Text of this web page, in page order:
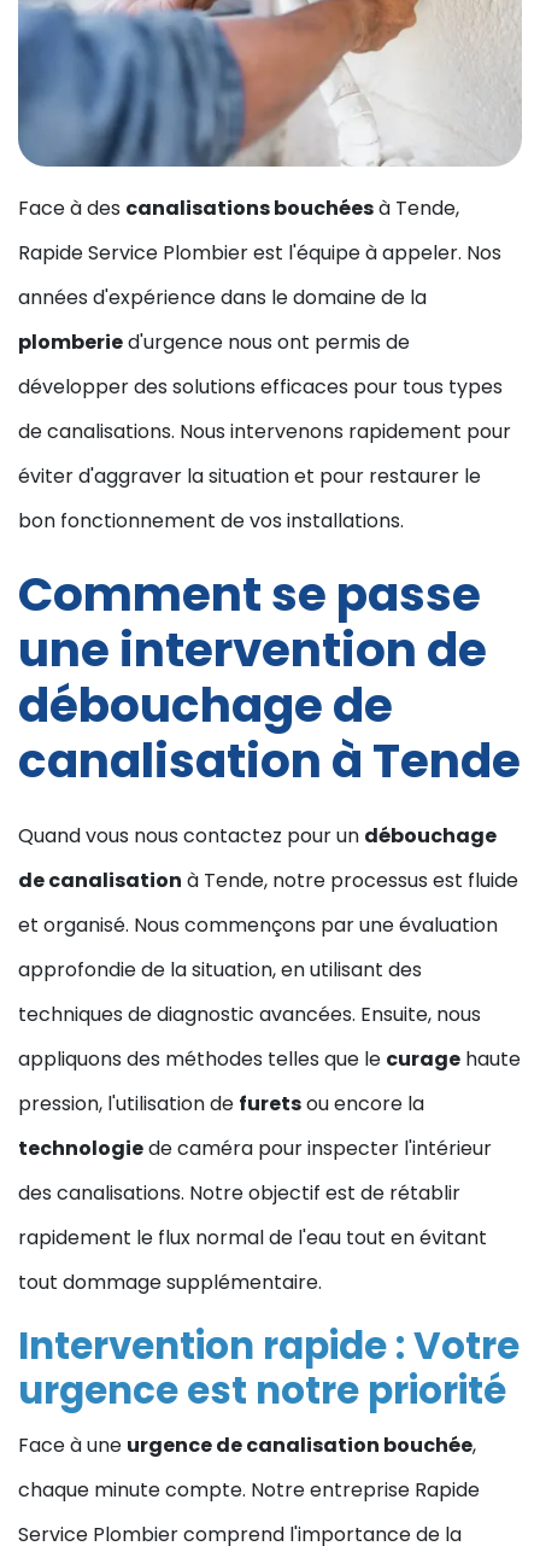
Face à des canalisations bouchéesà Tende,
Rapide Service Plombier est l'équipe à appeler. Nos
années d'expérience dans le domaine de la
plomberied'urgence nous ont permis de
développer des solutions efficaces pour tous types
de canalisations. Nous intervenons rapidement pour
éviter d'aggraver la situation et pour restaurer le
bon fonctionnement de vos installations.
Comment se passe
une intervention de
débouchage de
canalisation à Tende
Quand vous nous contactez pour un débouchage
de canalisation à Tende, notre processus est fluide
et organisé. Nous commençons par une évaluation
approfondie de la situation, en utilisant des
techniques de diagnostic avancées. Ensuite, nous
appliquons des méthodes telles que le curage haute
pression, l'utilisation de furetsou encore la
technologiede caméra pour inspecter l'intérieur
des canalisations. Notre objectif est de rétablir
rapidement le flux normal de l'eau tout en évitant
tout dommage supplémentaire.
Intervention rapide : Votre
urgence est notre priorité
Face à une urgence de canalisation bouchée,
chaque minute compte. Notre entreprise Rapide
Service Plombier comprend l'importance de la